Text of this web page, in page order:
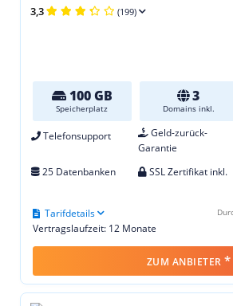
3,3 (199)
100 GB
Speicherplatz
3
Domains inkl.
Telefonsupport
Geld-zurück-
Garantie
25 Datenbanken SSL Zertifikat inkl.
Vertragslaufzeit: 12 Monate
Tarifdetails
ZUM ANBIETER *